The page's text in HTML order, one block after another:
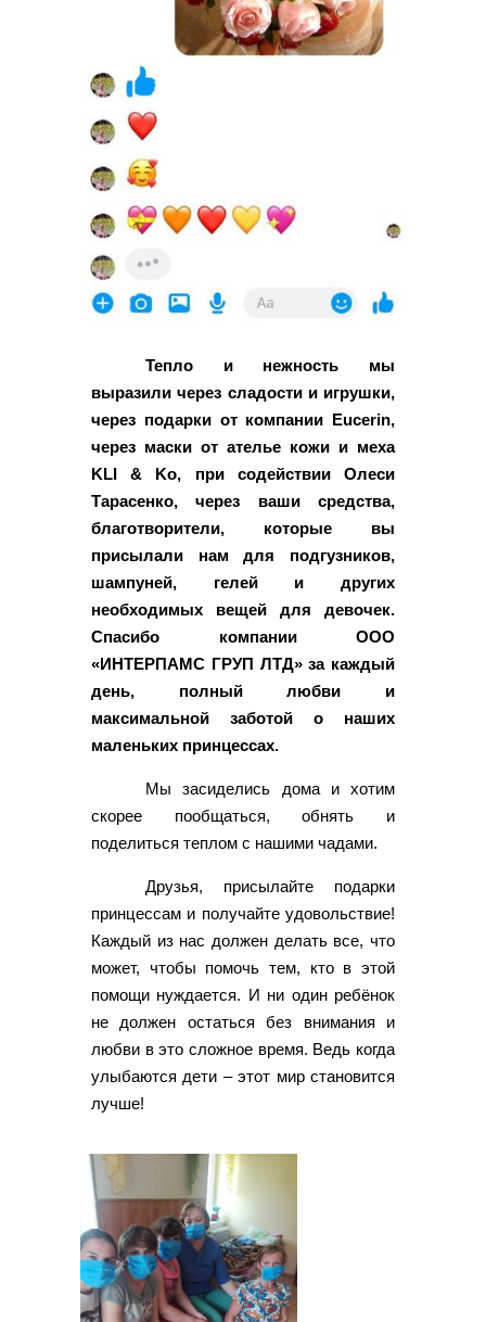
Тепло и нежность мы
выразили через сладости и игрушки,
через подарки от компании Eucerin,
через маски от ателье кожи и меха
KLI & Ko, при содействии Олеси
Тарасенко, через ваши средства,
благотворители, которые вы
присылали нам для подгузников,
шампуней, гелей и других
необходимых вещей для девочек.
Спасибо компании ООО
«ИНТЕРПАМС ГРУП ЛТД» за каждый
день, полный любви и
максимальной заботой о наших
маленьких принцессах.
Мы засиделись дома и хотим
скорее пообщаться, обнять и
поделиться теплом с нашими чадами.
Друзья, присылайте подарки
принцессам и получайте удовольствие!
Каждый из нас должен делать все, что
может, чтобы помочь тем, кто в этой
помощи нуждается. И ни один ребёнок
не должен остаться без внимания и
любви в это сложное время. Ведь когда
улыбаются дети – этот мир становится
лучше!